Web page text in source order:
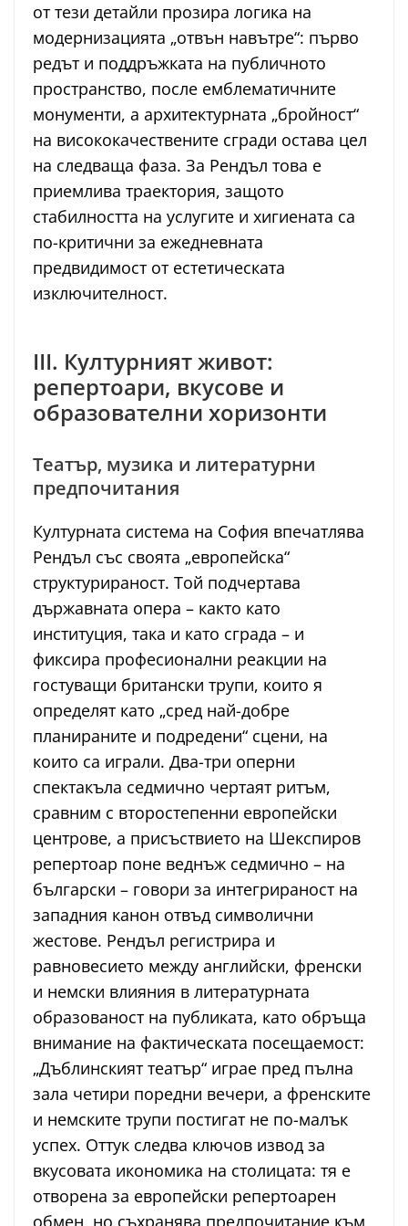
от тези детайли прозира логика на
модернизацията „отвън навътре“: първо
редът и поддръжката на публичното
пространство, после емблематичните
монументи, а архитектурната „бройност“
на висококачествените сгради остава цел
на следваща фаза. За Рендъл това е
приемлива траектория, защото
стабилността на услугите и хигиената са
по-критични за ежедневната
предвидимост от естетическата
изключителност.
III. Културният живот:
репертоари, вкусове и
образователни хоризонти
Театър, музика и литературни
предпочитания
Културната система на София впечатлява
Рендъл със своята „европейска“
структурираност. Той подчертава
държавната опера – както като
институция, така и като сграда – и
фиксира професионални реакции на
гостуващи британски трупи, които я
определят като „сред най-добре
планираните и подредени“ сцени, на
които са играли. Два-три оперни
спектакъла седмично чертаят ритъм,
сравним с второстепенни европейски
центрове, а присъствието на Шекспиров
репертоар поне веднъж седмично – на
български – говори за интегрираност на
западния канон отвъд символични
жестове. Рендъл регистрира и
равновесието между английски, френски
и немски влияния в литературната
образованост на публиката, като обръща
внимание на фактическата посещаемост:
„Дъблинският театър“ играе пред пълна
зала четири поредни вечери, а френските
и немските трупи постигат не по-малък
успех. Оттук следва ключов извод за
вкусовата икономика на столицата: тя е
отворена за европейски репертоарен